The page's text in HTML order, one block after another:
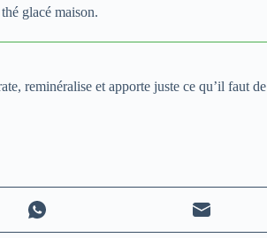
glacé maison.
reminéralise et apporte juste ce qu’il faut de